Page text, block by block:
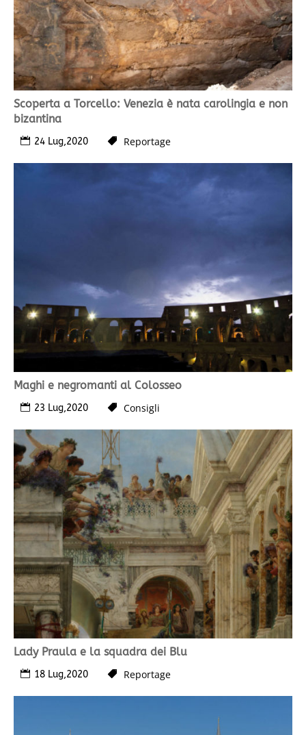
Scoperta a Torcello: Venezia è nata carolingia e non
bizantina
24 Lug,2020 Reportage
Maghi e negromanti al Colosseo
23 Lug,2020 Consigli
Lady Praula e la squadra dei Blu
18 Lug,2020 Reportage